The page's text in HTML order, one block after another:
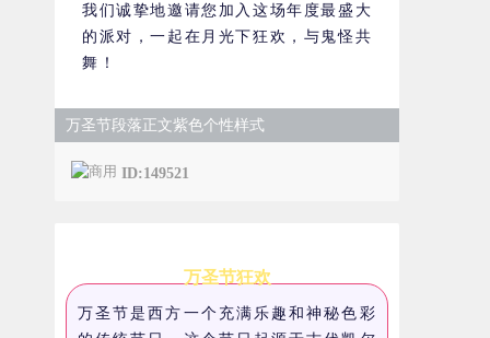
我们诚挚地邀请您加入这场年度最盛大
的派对，一起在月光下狂欢，与鬼怪共
舞！
万圣节段落正文紫色个性样式
ID:149521
万圣节狂欢
万圣节是西方一个充满乐趣和神秘色彩